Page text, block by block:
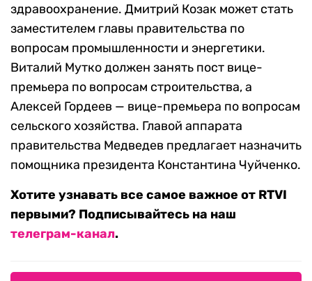
здравоохранение. Дмитрий Козак может стать
заместителем главы правительства по
вопросам промышленности и энергетики.
Виталий Мутко должен занять пост вице-
премьера по вопросам строительства, а
Алексей Гордеев — вице-премьера по вопросам
сельского хозяйства. Главой аппарата
правительства Медведев предлагает назначить
помощника президента Константина Чуйченко.
Хотите узнавать все самое важное от RTVI
первыми? Подписывайтесь на наш
телеграм-канал.